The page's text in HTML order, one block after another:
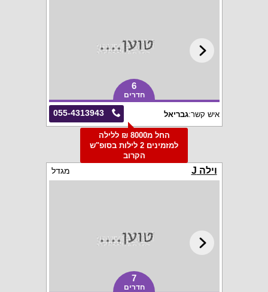
6
חדרים
055-4313943 איש קשר:גבריאל
החל מ8000 ₪ ללילה
למזמינים 2 לילות בסופ"ש
הקרוב
וילה J מגדל
7
חדרים